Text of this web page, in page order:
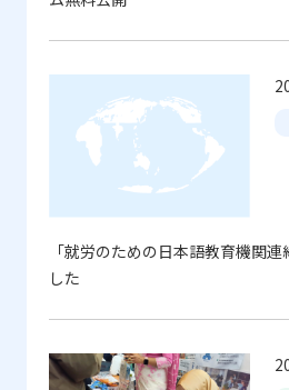
「就労のための日本語教育機関
した